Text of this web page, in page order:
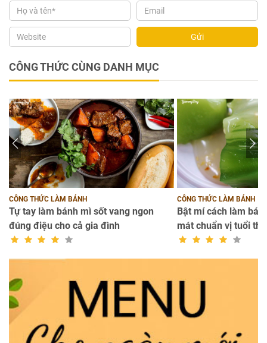
Gửi
CÔNG THỨC CÙNG DANH MỤC
CÔNG THỨC LÀM BÁNH
Tự tay làm bánh mì sốt vang ngon
đúng điệu cho cả gia đình
CÔNG THỨC LÀM BÁNH
Bật mí cách làm
mát chuẩn vị tuổi thơ